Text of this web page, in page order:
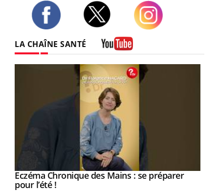
LA CHAÎNE SANTÉ
Youtube
Eczéma Chronique des Mains : se préparer
pour l’été !Youtube